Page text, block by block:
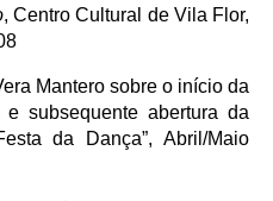
, Centro Cultural de Vila Flor,
Mantero sobre o início da
subsequente abertura da
da Dança”, Abril/Maio